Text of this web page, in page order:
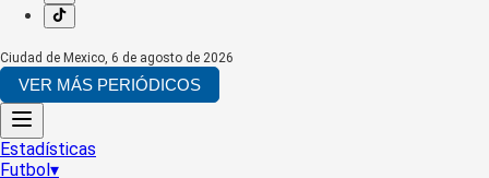
Ciudad de Mexico, 6 de agosto de 2026
VER MÁS PERIÓDICOS
Estadísticas
Futbol▾